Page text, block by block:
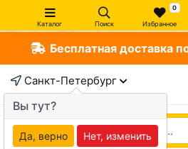
Каталог Поиск
0
Избранное
Бесплатная доставка
Санкт-Петербург
Вы тут?
Да, верно Нет, изменить